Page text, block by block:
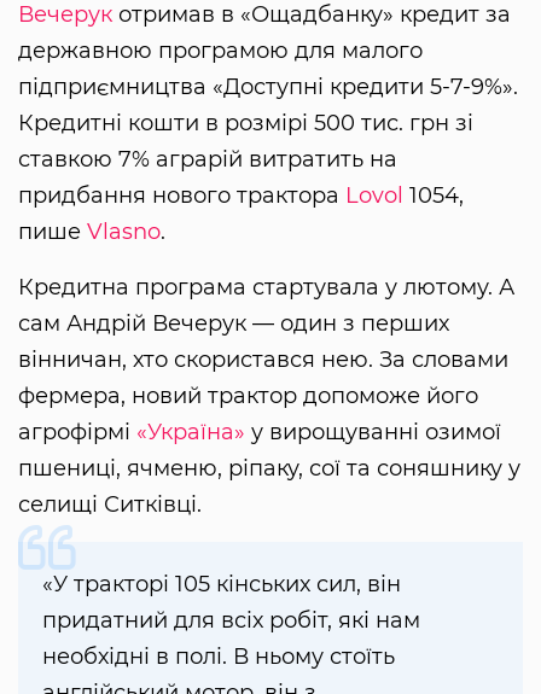
Вечерук отримав в «Ощадбанку» кредит за
державною програмою для малого
підприємництва «Доступні кредити 5-7-9%».
Кредитні кошти в розмірі 500 тис. грн зі
ставкою 7% аграрій витратить на
придбання нового трактора Lovol 1054,
пише Vlasno.
Кредитна програма стартувала у лютому. А
сам Андрій Вечерук — один з перших
вінничан, хто скористався нею. За словами
фермера, новий трактор допоможе його
агрофірмі «Україна» у вирощуванні озимої
пшениці, ячменю, ріпаку, сої та соняшнику у
селищі Ситківці.
«У тракторі 105 кінських сил, він
придатний для всіх робіт, які нам
необхідні в полі. В ньому стоїть